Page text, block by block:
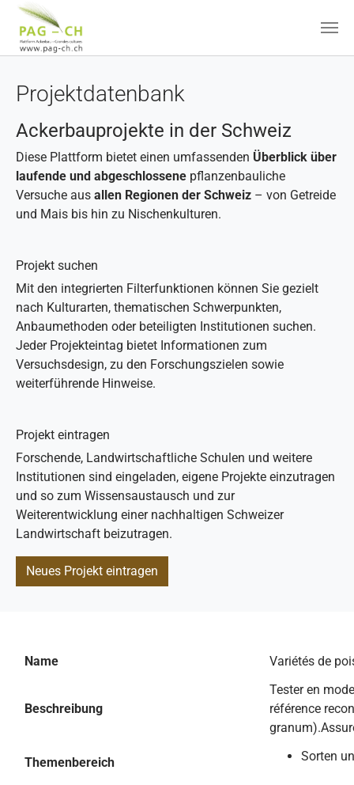
Projektdatenbank
Ackerbauprojekte in der Schweiz
Diese Plattform bietet einen umfassenden Überblick über
laufende und abgeschlossene pflanzenbauliche
Versuche aus allen Regionen der Schweiz – von Getreide
und Mais bis hin zu Nischenkulturen.
Projekt suchen
Mit den integrierten Filterfunktionen können Sie gezielt
nach Kulturarten, thematischen Schwerpunkten,
Anbaumethoden oder beteiligten Institutionen suchen.
Jeder Projekteintag bietet Informationen zum
Versuchsdesign, zu den Forschungszielen sowie
weiterführende Hinweise.
Projekt eintragen
Forschende, Landwirtschaftliche Schulen und weitere
Institutionen sind eingeladen, eigene Projekte einzutragen
und so zum Wissensaustausch und zur
Weiterentwicklung einer nachhaltigen Schweizer
Landwirtschaft beizutragen.
Neues Projekt eintragen
Name Variétés de
Beschreibung
Tester en
référence
Themenbereich Sorten